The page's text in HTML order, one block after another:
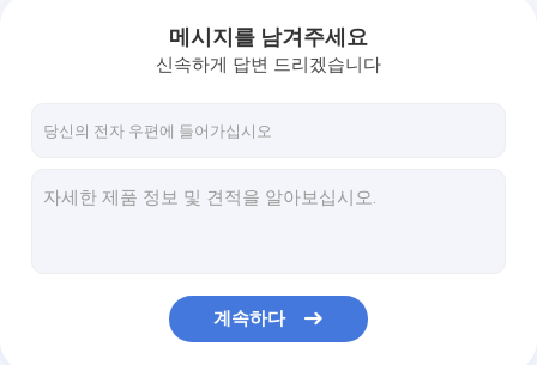
메시지를 남겨주세요
신속하게 답변 드리겠습니다
계속하다